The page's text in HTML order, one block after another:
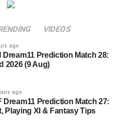
VIDEOS
ago
Dream11 Prediction Match 28:
2026 (9 Aug)
ago
Dream11 Prediction Match 27:
Playing XI & Fantasy Tips